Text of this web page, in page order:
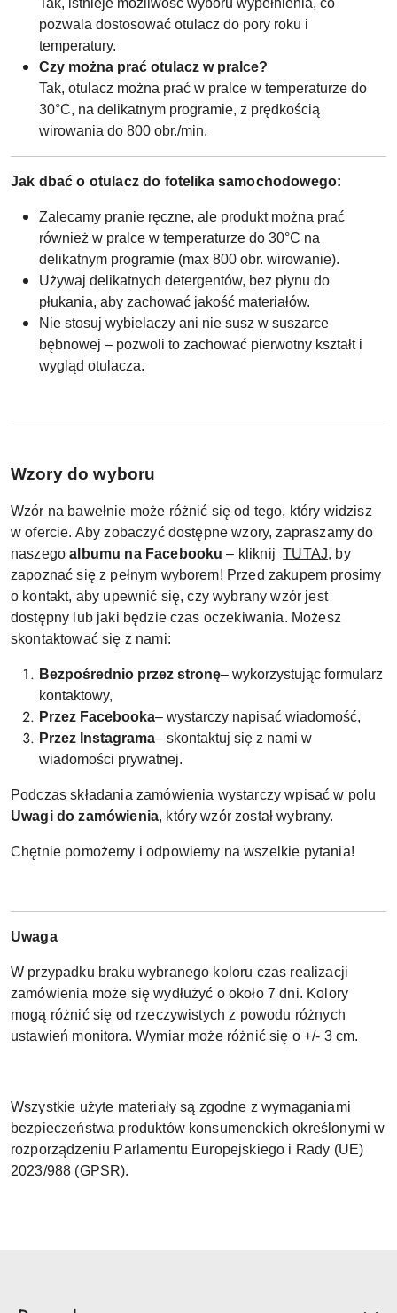
Tak, istnieje możliwość wyboru wypełnienia, co
pozwala dostosować otulacz do pory roku i
temperatury.
Czy można prać otulacz w pralce?
Tak, otulacz można prać w pralce w temperaturze do
30°C, na delikatnym programie, z prędkością
wirowania do 800 obr./min.
Jak dbać o otulacz do fotelika samochodowego:
Zalecamy pranie ręczne, ale produkt można prać
również w pralce w temperaturze do 30°C na
delikatnym programie (max 800 obr. wirowanie).
Używaj delikatnych detergentów, bez płynu do
płukania, aby zachować jakość materiałów.
Nie stosuj wybielaczy ani nie susz w suszarce
bębnowej – pozwoli to zachować pierwotny kształt i
wygląd otulacza.
Wzory do wyboru
Wzór na bawełnie może różnić się od tego, który widzisz
w ofercie. Aby zobaczyć dostępne wzory, zapraszamy do
naszegoalbumu na Facebooku – kliknij TUTAJ, by
zapoznać się z pełnym wyborem! Przed zakupem prosimy
o kontakt, aby upewnić się, czy wybrany wzór jest
dostępny lub jaki będzie czas oczekiwania. Możesz
skontaktować się z nami:
Bezpośrednio przez stronę– wykorzystując formularz
kontaktowy,
Przez Facebooka– wystarczy napisać wiadomość,
Przez Instagrama– skontaktuj się z nami w
wiadomości prywatnej.
Podczas składania zamówienia wystarczy wpisać w polu
Uwagi do zamówienia, który wzór został wybrany.
Chętnie pomożemy i odpowiemy na wszelkie pytania!
Uwaga
W przypadku braku wybranego koloru czas realizacji
zamówienia może się wydłużyć o około 7 dni. Kolory
mogą różnić się od rzeczywistych z powodu różnych
ustawień monitora. Wymiar może różnić się o +/- 3 cm.
Wszystkie użyte materiały są zgodne z wymaganiami
bezpieczeństwa produktów konsumenckich określonymi w
rozporządzeniu Parlamentu Europejskiego i Rady (UE)
2023/988 (GPSR).